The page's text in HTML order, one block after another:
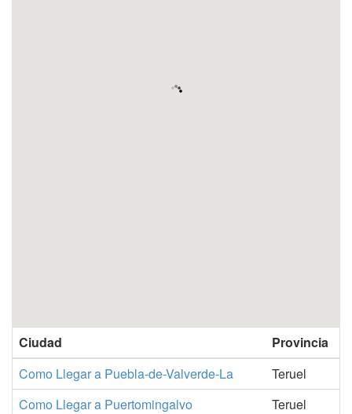
Ciudad
Provincia
Como Llegar a Puebla-de-Valverde-La
Teruel
Como Llegar a Puertomingalvo
Teruel